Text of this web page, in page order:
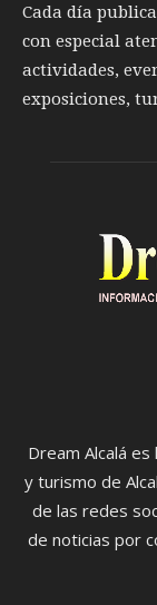
Cada día
con especial
actividades,
exposiciones,
Dream Alcalá
y turismo de
de las redes
de noticias por